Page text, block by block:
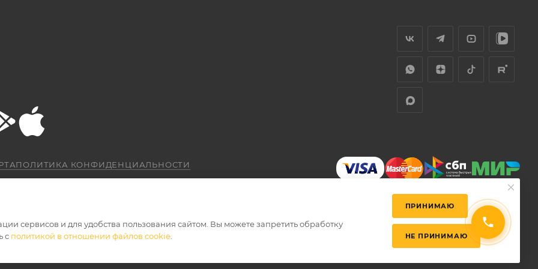
ПОЛИТИКА КОНФИДЕНЦИАЛЬНОСТИ
сервисов и для удобства пользования сайтом. Вы можете запретить обработку
с политикой в отношении файлов cookie
ПРИНИМАЮ
НЕ ПРИНИМАЮ